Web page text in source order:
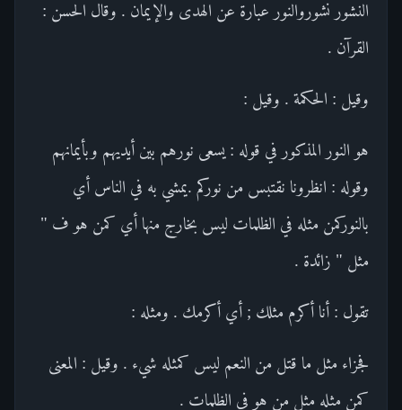
النشور نشوروالنور عبارة عن الهدى والإيمان . وقال الحسن :
القرآن .
وقيل : الحكمة . وقيل :
هو النور المذكور في قوله : يسعى نورهم بين أيديهم وبأيمانهم
وقوله : انظرونا نقتبس من نوركم .يمشي به في الناس أي
بالنوركمن مثله في الظلمات ليس بخارج منها أي كمن هو ف "
مثل " زائدة .
تقول : أنا أكرم مثلك ; أي أكرمك . ومثله :
فجزاء مثل ما قتل من النعم ليس كمثله شيء . وقيل : المعنى
كمن مثله مثل من هو في الظلمات .